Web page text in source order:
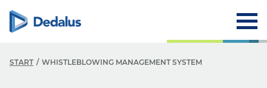
START WHISTLEBLOWING MANAGEMENT SYSTEM